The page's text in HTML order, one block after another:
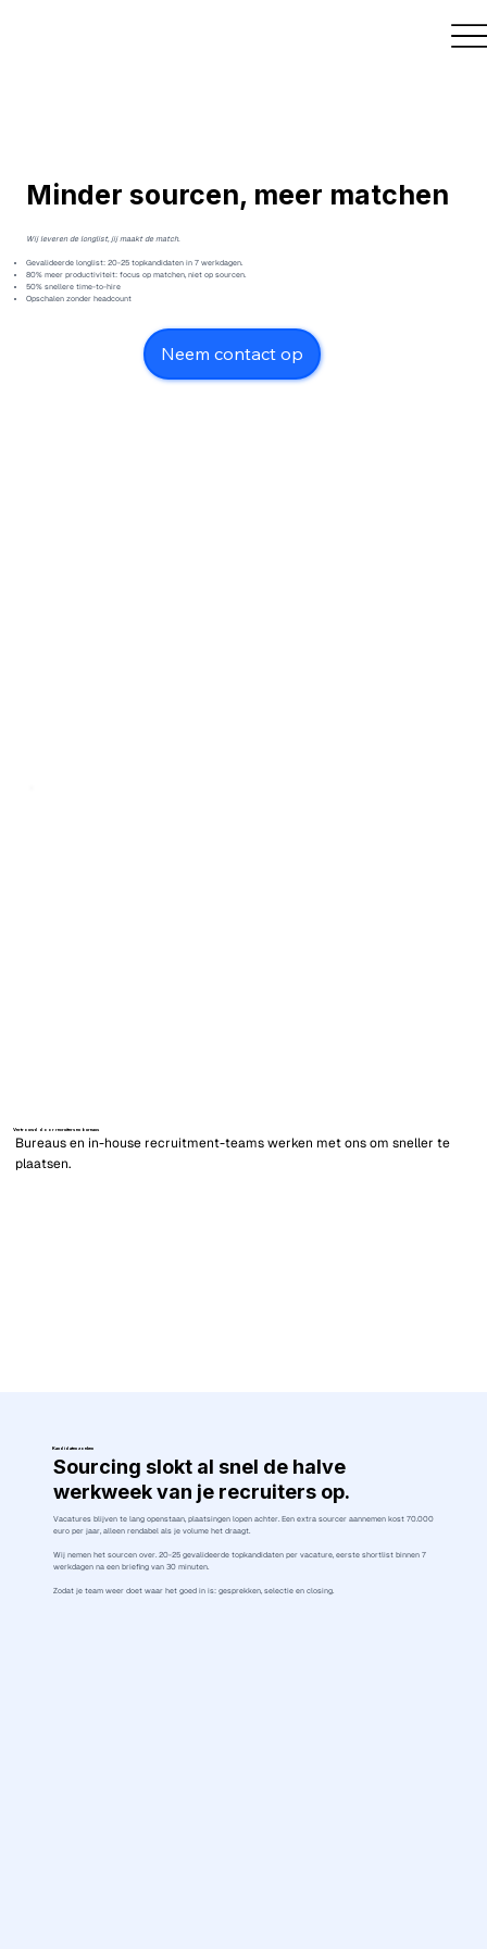
Minder sourcen, meer matchen
​Wij leveren de longlist, jij maakt de match.
Gevalideerde longlist: 20-25 topkandidaten in 7 werkdagen.
80% meer productiviteit: focus op matchen, niet op sourcen.
50% snellere time-to-hire
Opschalen zonder headcount
Neem contact op
Vertrouwd door recruiters en bureaus
Bureaus en in-house recruitment-teams werken met ons om sneller te
plaatsen.
Kandidaten zoeken
Sourcing slokt al snel de halve
werkweek van je recruiters op.
Vacatures blijven te lang openstaan, plaatsingen lopen achter. Een extra sourcer aannemen kost 70.000
euro per jaar, alleen rendabel als je volume het draagt.
Wij nemen het sourcen over. 20-25 gevalideerde topkandidaten per vacature, eerste shortlist binnen 7
werkdagen na een briefing van 30 minuten.
Zodat je team weer doet waar het goed in is: gesprekken, selectie en closing.